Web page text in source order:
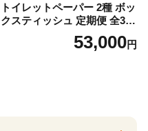
トイレットペーパー 2種 ボッ
クスティッシュ 定期便 全3
回 日本製 まとめ買い 防災
常備品 日用雑貨 消耗品 生活
53,000円